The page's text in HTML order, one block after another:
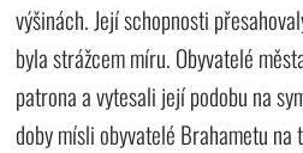
výšinách. Její schopnosti
byla strážcem míru. Obyvatelé
patrona a vytesali její podobu na
doby mísli obyvatelé Brahametu